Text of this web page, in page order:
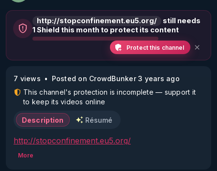
http://stopconfinement.eu5.org/
still needs
1 Shield this month to protect its content
Protect this channel
7 views
Posted on CrowdBunker 3 years ago
This channel's protection is incomplete — support it
to keep its videos online
Description Résumé
http://stopconfinement.eu5.org/
More